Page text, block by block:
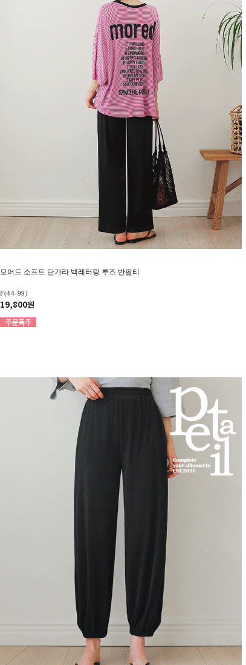
모어드 소프트 단가라 백레터링 루즈 반팔티
F(44-99)
19,800원